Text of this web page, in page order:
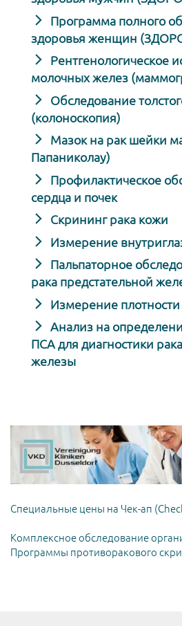
Программа полного
здоровья женщин
Рентгенологическое
молочных желез
Обследование
(колоноскопия)
Мазок на рак шейки
Папаниколау)
Профилактическое
сердца и почек
Скрининг рака кожи
Измерение
Пальпаторное
рака предстательной
Измерение плотности
Анализ на
ПСА для диагностики
железы
Специальные цены на Чек-ап
Комплексное обследование
Программы противоракового